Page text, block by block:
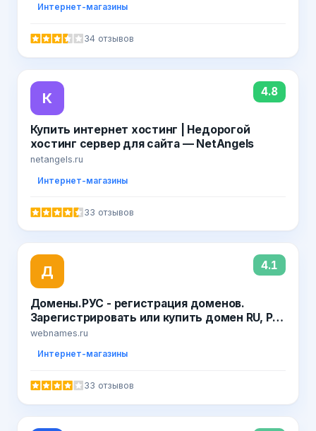
Интернет-магазины
34 отзывов
К 4.8
Купить интернет хостинг | Недорогой
хостинг сервер для сайта — NetAngels
netangels.ru
Интернет-магазины
33 отзывов
Д 4.1
Домены.РУС - регистрация доменов.
Зарегистрировать или купить домен RU, РФ
в WebNames
webnames.ru
Интернет-магазины
33 отзывов